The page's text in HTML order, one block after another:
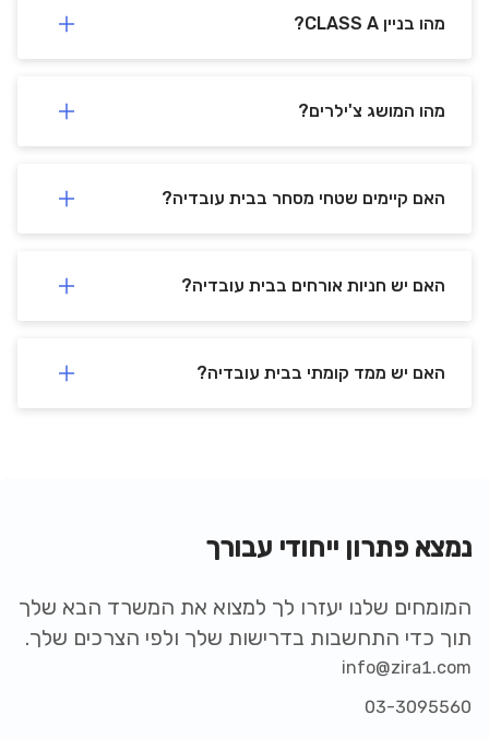
מהו בניין CLASS A?
מהו המושג צ'ילרים?
האם קיימים שטחי מסחר בבית עובדיה?
האם יש חניות אורחים בבית עובדיה?
האם יש ממד קומתי בבית עובדיה?
נמצא פתרון ייחודי עבורך
המומחים שלנו יעזרו לך למצוא את המשרד הבא שלך
תוך כדי התחשבות בדרישות שלך ולפי הצרכים שלך.
info@zira1.com
03-3095560